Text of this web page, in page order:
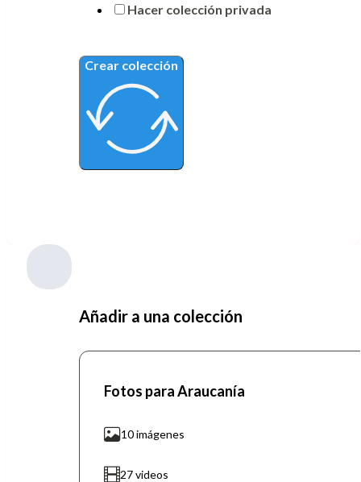
Hacer colección privada
Crear colección
Añadir a una colección
Fotos para Araucanía
10 imágenes
27 videos